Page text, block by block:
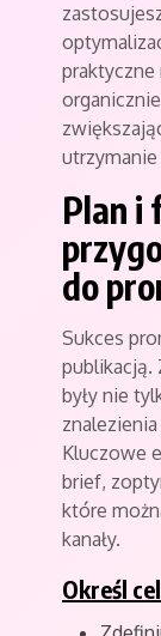
Plan i
do
Sukces
publikacją.
były nie
Kluczowe
brief,
które
kanały.
Określ